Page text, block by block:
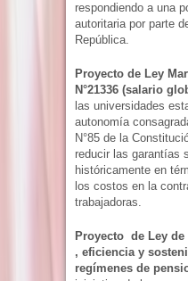
respondiendo a una
autoritaria por parte
República.
Proyecto de Ley
N°21336 (salario
las universidades
autonomía
N°85 de la
reducir las garantías
históricamente en
los costos en la
trabajadoras.
Proyecto de Ley de
, eficiencia y
regímenes de